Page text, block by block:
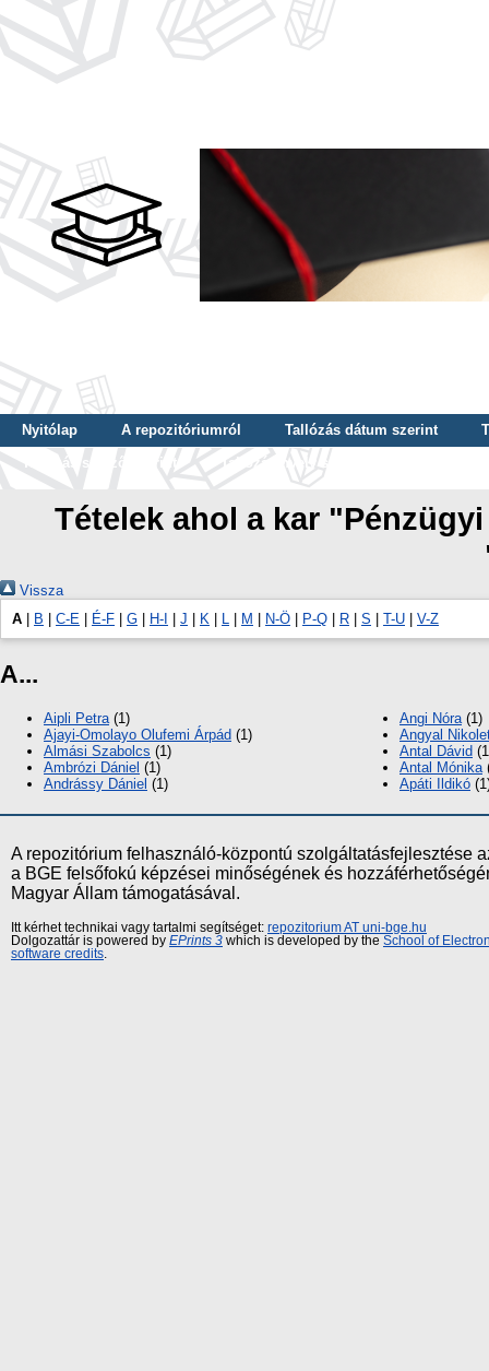
Nyitólap A repozitóriumról Tallózás dátum szerint
Tallózás szerző szerint
Tallózás nyelv szerint
Tételek ahol a kar
Vissza
A
B C-E É-F G H-I J K L M N-Ö P-Q R S T-U V-Z
A...
Aipli Petra(1)
Ajayi-Omolayo Olufemi Árpád (1)
Almási Szabolcs (1)
Ambrózi Dániel (1)
Andrássy Dániel (1)
Angi Nóra(1)
Angyal
Antal Dávid
Antal Mónika
Apáti Ildikó
A repozitórium felhasználó-központú szolgáltatásfejlesztése
a BGE felsőfokú képzései minőségének és
Magyar Állam támogatásával.
Itt kérhet technikai vagy tartalmi segítséget: repozitorium AT uni-bge.hu
Dolgozattár is powered by EPrints 3 which is developed by the School of
software credits